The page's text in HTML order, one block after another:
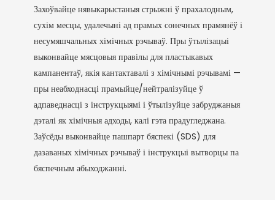
Захоўвайце нявыкарыстаныя стрыжні ў прахалодным,
сухім месцы, удалечыні ад прамых сонечных прамянёў і
несумяшчальных хімічных рэчываў. Пры ўтылізацыі
выконвайце мясцовыя правілы для пластыкавых
кампанентаў, якія кантактавалі з хімічнымі рэчывамі —
пры неабходнасці прамыйце/нейтралізуйце ў
адпаведнасці з інструкцыямі і ўтылізуйце забруджаныя
дэталі як хімічныя адходы, калі гэта прадугледжана.
Заўсёды выконвайце пашпарт бяспекі (SDS) для
дазаваных хімічных рэчываў і інструкцыі вытворцы па
бяспечным абыходжанні.